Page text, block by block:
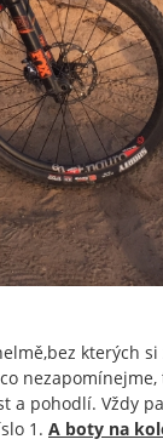
kterých
nezapomínejme,
a pohodlí. Vždy
1. A boty na